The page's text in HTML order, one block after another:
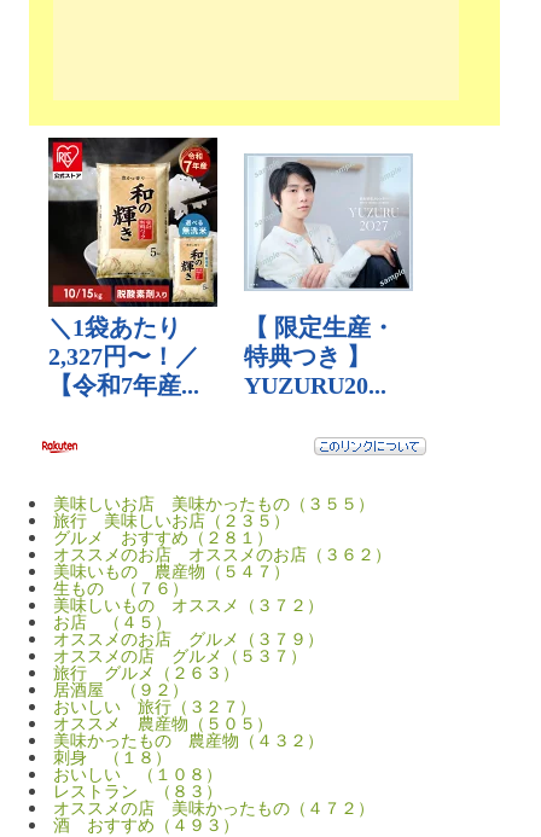
美味しいお店 美味かったもの（３５５）
旅行 美味しいお店（２３５）
グルメ おすすめ（２８１）
オススメのお店 オススメのお店（３６２）
美味いもの 農産物（５４７）
生もの （７６）
美味しいもの オススメ（３７２）
お店 （４５）
オススメのお店 グルメ（３７９）
オススメの店 グルメ（５３７）
旅行 グルメ（２６３）
居酒屋 （９２）
おいしい 旅行（３２７）
オススメ 農産物（５０５）
美味かったもの 農産物（４３２）
刺身 （１８）
おいしい （１０８）
レストラン （８３）
オススメの店 美味かったもの（４７２）
酒 おすすめ（４９３）